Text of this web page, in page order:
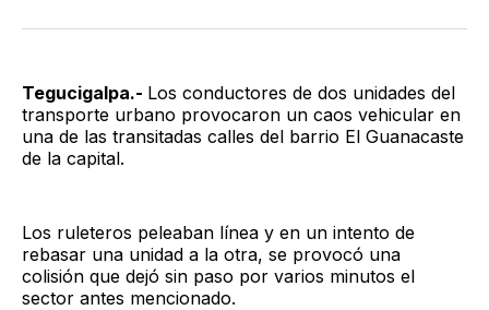
TwitterFacebook
LinkedIn
Email
Tegucigalpa.- Los conductores de dos unidades del
transporte urbano provocaron un caos vehicular en
una de las transitadas calles del barrio El Guanacaste
de la capital.
Los ruleteros peleaban línea y en un intento de
rebasar una unidad a la otra, se provocó una
colisión que dejó sin paso por varios minutos el
sector antes mencionado.